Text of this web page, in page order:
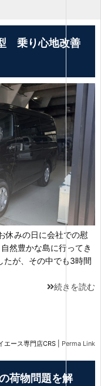
乗り心地改善
みの日に会社での慰
然豊かな島に行ってき
が、その中でも3時間
続きを読む
エース専門店CRS Perma Link
荷物問題を解